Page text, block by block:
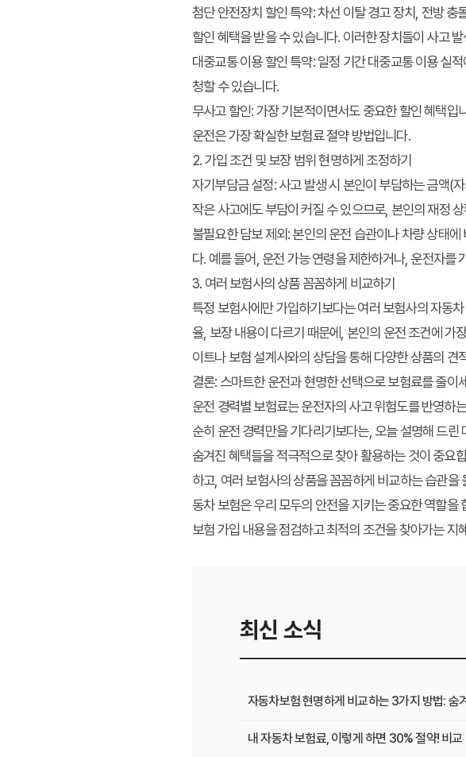
첨단 안전장치 할인 특약:차선 이탈 경고 장치, 전방 충
할인 혜택을 받을 수 있습니다. 이러한 장치들이 사고
대중교통 이용 할인 특약:일정 기간 대중교통 이용 실
청할 수 있습니다.
무사고 할인:가장 기본적이면서도 중요한 할인 혜택입
운전은 가장 확실한 보험료 절약 방법입니다.
2. 가입 조건 및 보장 범위 현명하게 조정하기
자기부담금 설정:사고 발생 시 본인이 부담하는 금액(
작은 사고에도 부담이 커질 수 있으므로, 본인의 재정
불필요한 담보 제외:본인의 운전 습관이나 차량 상태
다. 예를 들어, 운전 가능 연령을 제한하거나, 운전자를
3. 여러 보험사의 상품 꼼꼼하게 비교하기
특정 보험사에만 가입하기보다는 여러 보험사의 자동
율, 보장 내용이 다르기 때문에, 본인의 운전 조건에
이트나 보험 설계사와의 상담을 통해 다양한 상품의 견
결론: 스마트한 운전과 현명한 선택으로 보험료를 줄이
운전 경력별 보험료는 운전자의 사고 위험도를 반영하
순히 운전 경력만을 기다리기보다는, 오늘 설명해 드
숨겨진 혜택들을 적극적으로 찾아 활용하는 것이 중요
하고, 여러 보험사의 상품을 꼼꼼하게 비교하는 습관
동차 보험은 우리 모두의 안전을 지키는 중요한 역할
보험 가입 내용을 점검하고 최적의 조건을 찾아가는 지
최신 소식
자동차보험 현명하게 비교하는 3가지 방법: 숨
내 자동차 보험료, 이렇게 하면 30% 절약! 비교